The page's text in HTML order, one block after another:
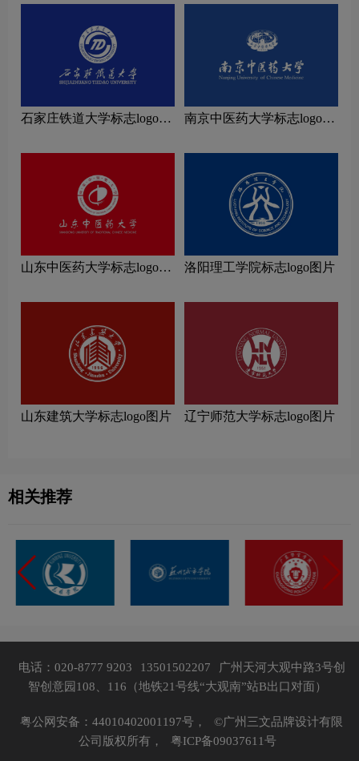
石家庄铁道大学标志logo图
南京中医药大学标志logo图
山东中医药大学标志logo图
洛阳理工学院标志logo图片
山东建筑大学标志logo图片 辽宁师范大学标志logo图片
相关推荐
电话：020-8777 9203 13501502207
广州天河大观中路3号创
智创意园108、116（地铁21号线“大观南”站B出口对面）
粤公网安备：44010402001197号，
©广州三文品牌设计有限
公司版权所有，
粤ICP备09037611号